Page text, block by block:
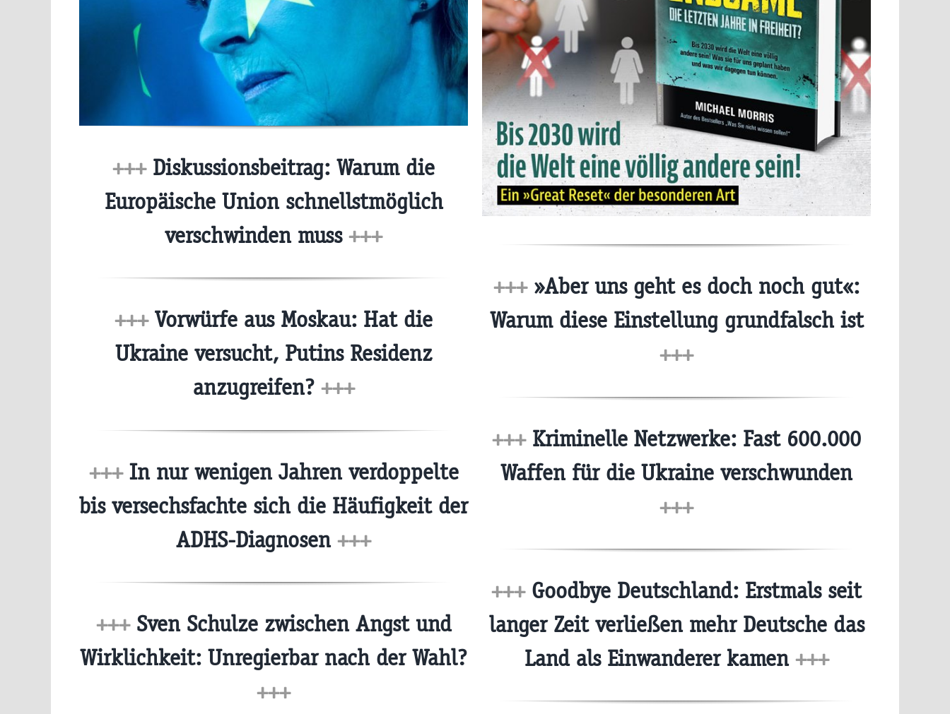
+++Diskussionsbeitrag: Warum die
Europäische Union schnellstmöglich
verschwinden muss +++
+++ Vorwürfe aus Moskau: Hat die
Ukraine versucht, Putins Residenz
anzugreifen? +++
+++In nur wenigen Jahren verdoppelte
bis versechsfachte sich die Häufigkeit der
ADHS-Diagnosen +++
+++Sven Schulze zwischen Angst und
Wirklichkeit: Unregierbar nach der Wahl?
+++
+++»Aber uns geht es doch noch gut«:
Warum diese Einstellung grundfalsch ist
+++
+++ Kriminelle Netzwerke: Fast 600.000
Waffen für die Ukraine verschwunden
+++
+++Goodbye Deutschland: Erstmals seit
langer Zeit verließen mehr Deutsche das
Land als Einwanderer kamen +++